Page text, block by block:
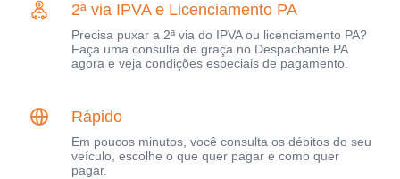
2ª via IPVA e Licenciamento PA
Precisa puxar a 2ª via do IPVA ou licenciamento PA?
Faça uma consulta de graça no Despachante PA
agora e veja condições especiais de pagamento.
Rápido
Em poucos minutos, você consulta os débitos do seu
veículo, escolhe o que quer pagar e como quer
pagar.